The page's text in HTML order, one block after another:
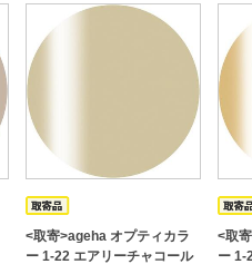
<取寄>ageha オプティカラ
ー 1-22 エアリーチャコール
<取
ー 1-